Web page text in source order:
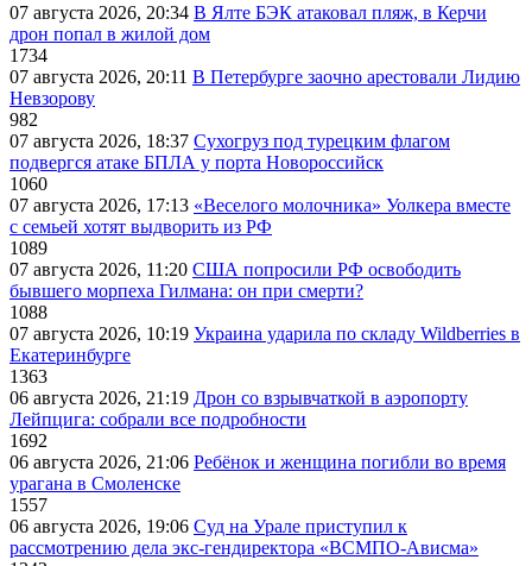
07 августа 2026, 20:34 В Ялте БЭК атаковал пляж, в Керчи
дрон попал в жилой дом
1734
07 августа 2026, 20:11 В Петербурге заочно арестовали Лидию
Невзорову
982
07 августа 2026, 18:37 Сухогруз под турецким флагом
подвергся атаке БПЛА у порта Новороссийск
1060
07 августа 2026, 17:13 «Веселого молочника» Уолкера вместе
с семьей хотят выдворить из РФ
1089
07 августа 2026, 11:20 США попросили РФ освободить
бывшего морпеха Гилмана: он при смерти?
1088
07 августа 2026, 10:19 Украина ударила по складу Wildberries в
Екатеринбурге
1363
06 августа 2026, 21:19 Дрон со взрывчаткой в аэропорту
Лейпцига: собрали все подробности
1692
06 августа 2026, 21:06 Ребёнок и женщина погибли во время
урагана в Смоленске
1557
06 августа 2026, 19:06 Суд на Урале приступил к
рассмотрению дела экс-гендиректора «ВСМПО-Ависма»